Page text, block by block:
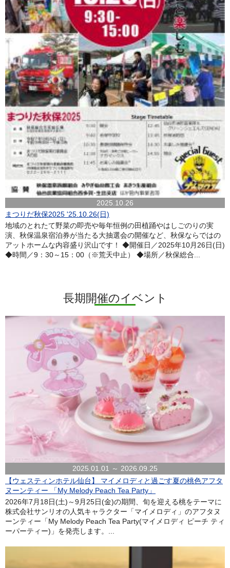
2025.10.26
まつりだ秋保2025 '25.10.26(日)
地域のとれたて野菜の即売や毎年恒例の田植踊やはしごのりの実
演、秋保温泉宿泊券が当たる大抽選会の開催など、秋保ならではの
アットホームな内容盛り沢山です！ ◆開催日／2025年10月26日(日)
◆時間／9：30～15：00（※荒天中止） ◆場所／秋保総合...
長期開催のイベント
2025.01.01 ～ 2026.09.25
【ウェスティンホテル仙台】 マイメロディと過ごす夏の桃色アフタ
ヌーンティー 「My Melody Peach Tea Party」
2026年7月18日(土)～9月25日(金)の期間、旬を迎える桃をテーマに
株式会社サンリオの人気キャラクター「マイメロディ」のアフタヌ
ーンティー「My Melody Peach Tea Party(マイメロディ ピーチ ティ
ーパーティー)」を発売します。...